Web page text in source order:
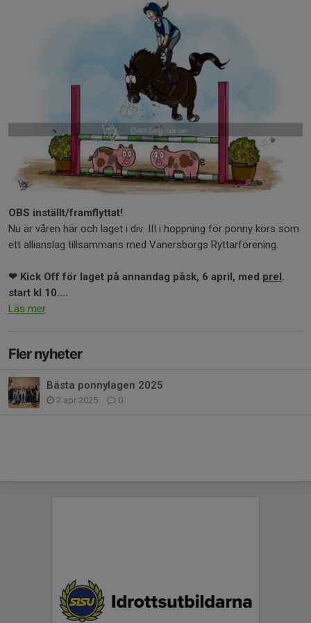
OBS inställt/framflyttat!
Nu är våren här och laget i div. III i hoppning för ponny körs som
ett allianslag tillsammans med Vänersborgs Ryttarförening.
❤ Kick Off för laget på annandag påsk, 6 april, med prel .
start kl 10....
Läs mer
Fler nyheter
Bästa ponnylagen 2025
2 apr 2025 0